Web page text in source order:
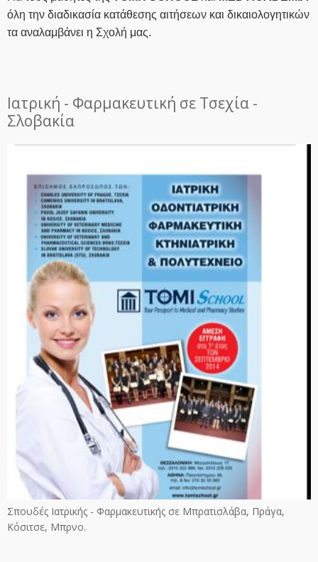
όλη την διαδικασία κατάθεσης αιτήσεων και δικαιολογητικών
τα αναλαμβάνει η Σχολή μας.
Ιατρική - Φαρμακευτική σε Τσεχία -
Σλοβακία
Σπουδές Ιατρικής - Φαρμακευτικής σε Μπρατισλάβα, Πράγα,
Κόσιτσε, Μπρνο.